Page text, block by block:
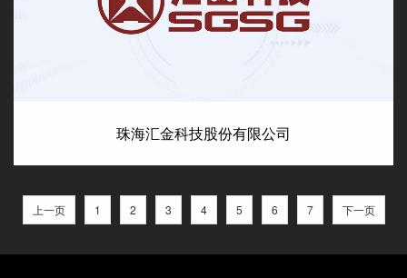
珠海汇金科技股份有限公司
上一页 1 2 3 4 5 6 7 下一页